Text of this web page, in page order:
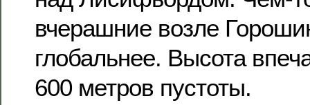
вчерашние возле
глобальнее. Высота
600 метров пустоты.